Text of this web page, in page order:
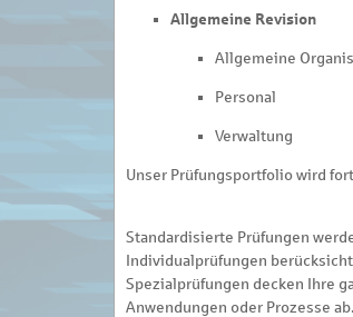
Allgemeine Revision
Allgemeine
Personal
Verwaltung
Unser Prüfungsportfolio wird
Standardisierte Prüfungen
Individualprüfungen
Spezialprüfungen decken Ihre
Anwendungen oder Prozesse ab.